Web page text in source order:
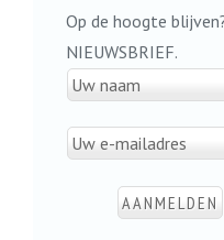
Op de hoogte
NIEUWSBRIEF.